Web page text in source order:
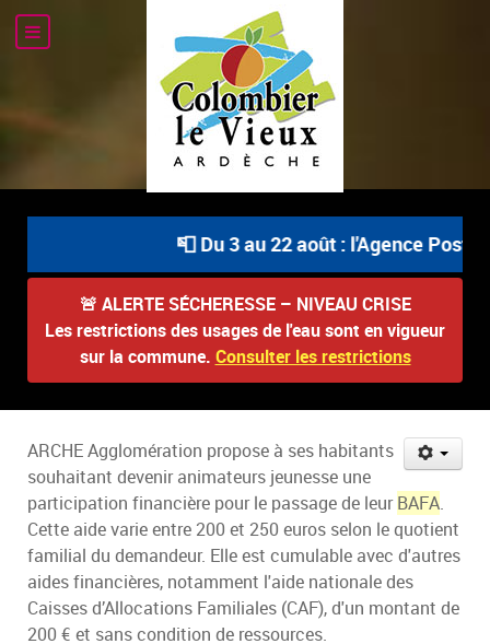
📮 Du 3 au 22 août : l'Agence
🚨 ALERTE SÉCHERESSE – NIVEAU CRISE
Les restrictions des usages de l'eau sont en vigueur
sur la commune. Consulter les restrictions
ARCHE Agglomération propose à ses habitants
souhaitant devenir animateurs jeunesse une
participation financière pour le passage de leurBAFA.
Cette aide varie entre 200 et 250 euros selon le quotient
familial du demandeur. Elle est cumulable avec d'autres
aides financières, notamment l'aide nationale des
Caisses d’Allocations Familiales (CAF), d'un montant de
200 € et sans condition de ressources.